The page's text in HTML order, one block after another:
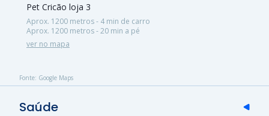
Pet Cricão loja 3
Aprox. 1200 metros - 4 min de carro
Aprox. 1200 metros - 20 min a pé
ver no mapa
Fonte: Google Maps
Saúde